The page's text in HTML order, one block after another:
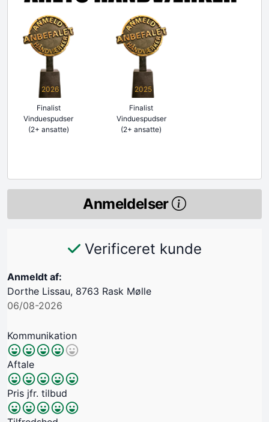
2026
Finalist
Vinduespudser
(2+ ansatte)
2025
Finalist
Vinduespudser
(2+ ansatte)
Anmeldelser
Verificeret kunde
Anmeldt af:
Dorthe Lissau, 8763 Rask Mølle
06/08-2026
Kommunikation
Aftale
Pris jfr. tilbud